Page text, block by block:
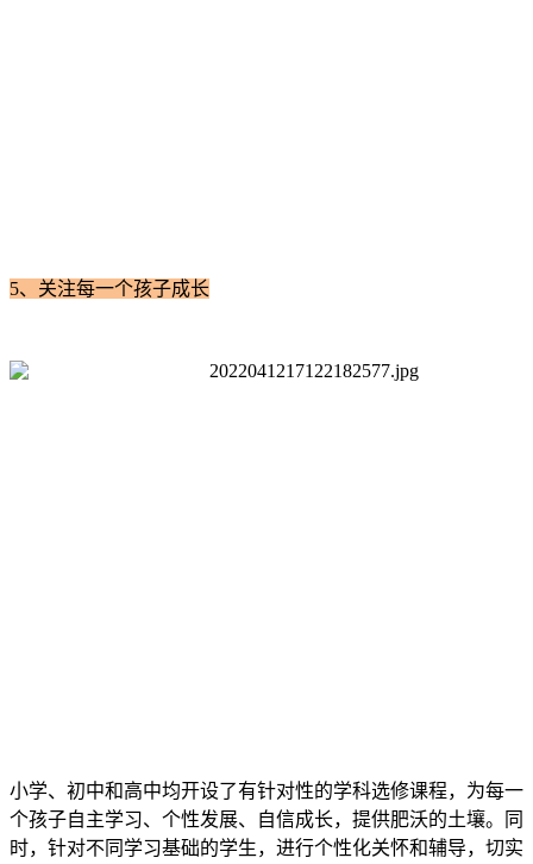
5、 关注每一个孩子成长
小学、初中和高中均开设了有针对性的学科选修课程，为每一
个孩子自主学习、个性发展、自信成长，提供肥沃的土壤。同
时，针对不同学习基础的学生，进行个性化关怀和辅导，切实